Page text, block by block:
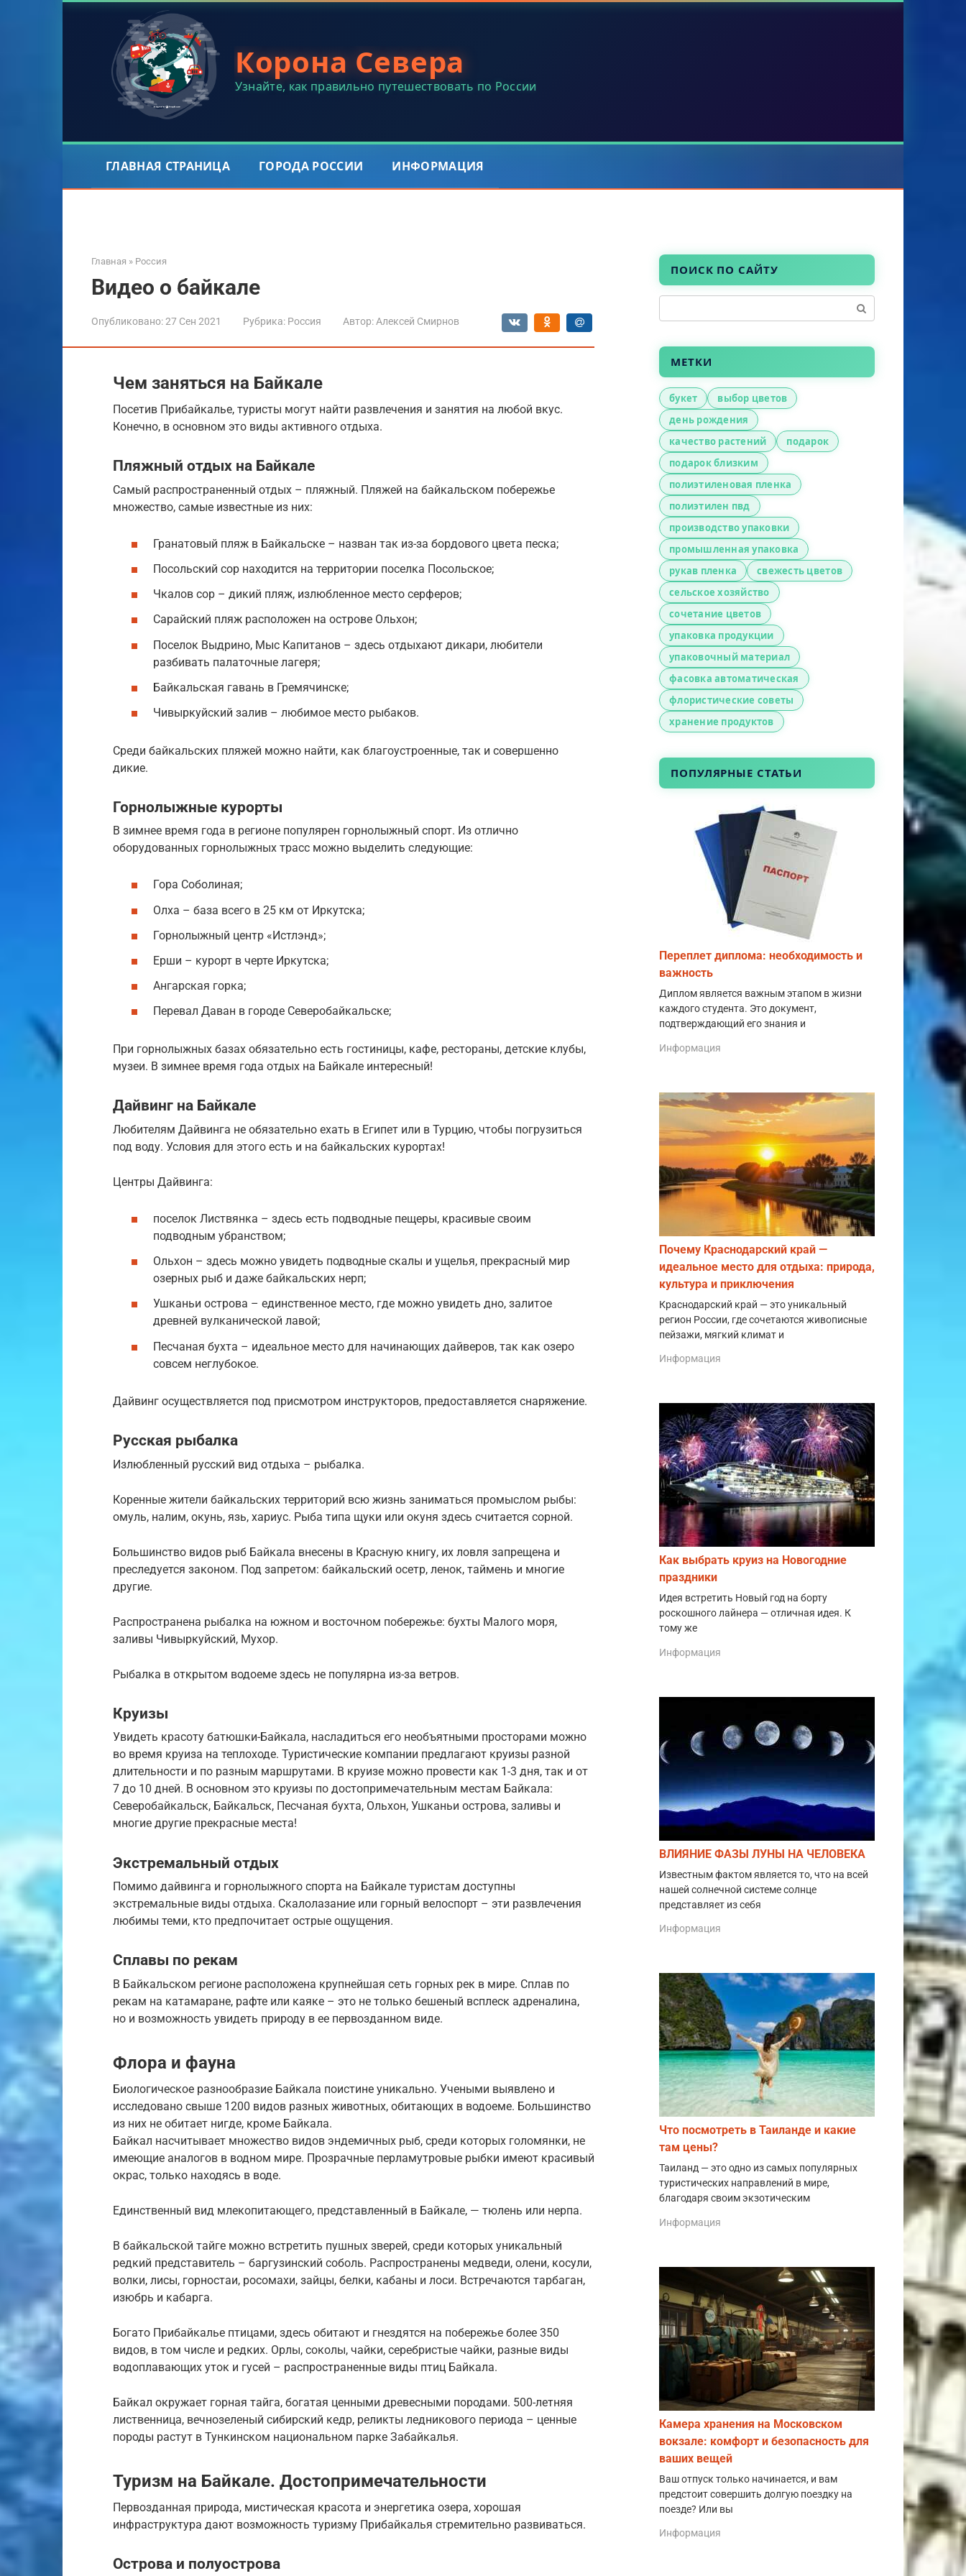
Корона Севера
Узнайте, как правильно путешествовать по России
ГЛАВНАЯ СТРАНИЦА ГОРОДА РОССИИ ИНФОРМАЦИЯ
Главная » Россия
Видео о байкале
Опубликовано:27 Сен 2021 Рубрика: Россия Автор: Алексей Смирнов
Чем заняться на Байкале
Посетив Прибайкалье, туристы могут найти развлечения и занятия на любой вкус.
Конечно, в основном это виды активного отдыха.
Пляжный отдых на Байкале
Самый распространенный отдых – пляжный. Пляжей на байкальском побережье
множество, самые известные из них:
Гранатовый пляж в Байкальске – назван так из-за бордового цвета песка;
Посольский сор находится на территории поселка Посольское;
Чкалов сор – дикий пляж, излюбленное место серферов;
Сарайский пляж расположен на острове Ольхон;
Поселок Выдрино, Мыс Капитанов – здесь отдыхают дикари, любители
разбивать палаточные лагеря;
Байкальская гавань в Гремячинске;
Чивыркуйский залив – любимое место рыбаков.
Среди байкальских пляжей можно найти, как благоустроенные, так и совершенно
дикие.
Горнолыжные курорты
В зимнее время года в регионе популярен горнолыжный спорт. Из отлично
оборудованных горнолыжных трасс можно выделить следующие:
Гора Соболиная;
Олха – база всего в 25 км от Иркутска;
Горнолыжный центр «Истлэнд»;
Ерши – курорт в черте Иркутска;
Ангарская горка;
Перевал Даван в городе Северобайкальске;
При горнолыжных базах обязательно есть гостиницы, кафе, рестораны, детские клубы,
музеи. В зимнее время года отдых на Байкале интересный!
Дайвинг на Байкале
Любителям Дайвинга не обязательно ехать в Египет или в Турцию, чтобы погрузиться
под воду. Условия для этого есть и на байкальских курортах!
Центры Дайвинга:
поселок Листвянка – здесь есть подводные пещеры, красивые своим
подводным убранством;
Ольхон – здесь можно увидеть подводные скалы и ущелья, прекрасный мир
озерных рыб и даже байкальских нерп;
Ушканьи острова – единственное место, где можно увидеть дно, залитое
древней вулканической лавой;
Песчаная бухта – идеальное место для начинающих дайверов, так как озеро
совсем неглубокое.
Дайвинг осуществляется под присмотром инструкторов, предоставляется снаряжение.
Русская рыбалка
Излюбленный русский вид отдыха – рыбалка.
Коренные жители байкальских территорий всю жизнь заниматься промыслом рыбы:
омуль, налим, окунь, язь, хариус. Рыба типа щуки или окуня здесь считается сорной.
Большинство видов рыб Байкала внесены в Красную книгу, их ловля запрещена и
преследуется законом. Под запретом: байкальский осетр, ленок, таймень и многие
другие.
Распространена рыбалка на южном и восточном побережье: бухты Малого моря,
заливы Чивыркуйский, Мухор.
Рыбалка в открытом водоеме здесь не популярна из-за ветров.
Круизы
Увидеть красоту батюшки-Байкала, насладиться его необъятными просторами можно
во время круиза на теплоходе. Туристические компании предлагают круизы разной
длительности и по разным маршрутами. В круизе можно провести как 1-3 дня, так и от
7 до 10 дней. В основном это круизы по достопримечательным местам Байкала:
Северобайкальск, Байкальск, Песчаная бухта, Ольхон, Ушканьи острова, заливы и
многие другие прекрасные места!
Экстремальный отдых
Помимо дайвинга и горнолыжного спорта на Байкале туристам доступны
экстремальные виды отдыха. Скалолазание или горный велоспорт – эти развлечения
любимы теми, кто предпочитает острые ощущения.
Сплавы по рекам
В Байкальском регионе расположена крупнейшая сеть горных рек в мире. Сплав по
рекам на катамаране, рафте или каяке – это не только бешеный всплеск адреналина,
но и возможность увидеть природу в ее первозданном виде.
Флора и фауна
Биологическое разнообразие Байкала поистине уникально. Учеными выявлено и
исследовано свыше 1200 видов разных животных, обитающих в водоеме. Большинство
из них не обитает нигде, кроме Байкала.
Байкал насчитывает множество видов эндемичных рыб, среди которых голомянки, не
имеющие аналогов в водном мире. Прозрачные перламутровые рыбки имеют красивый
окрас, только находясь в воде.
Единственный вид млекопитающего, представленный в Байкале, — тюлень или нерпа.
В байкальской тайге можно встретить пушных зверей, среди которых уникальный
редкий представитель – баргузинский соболь. Распространены медведи, олени, косули,
волки, лисы, горностаи, росомахи, зайцы, белки, кабаны и лоси. Встречаются тарбаган,
изюбрь и кабарга.
Богато Прибайкалье птицами, здесь обитают и гнездятся на побережье более 350
видов, в том числе и редких. Орлы, соколы, чайки, серебристые чайки, разные виды
водоплавающих уток и гусей – распространенные виды птиц Байкала.
Байкал окружает горная тайга, богатая ценными древесными породами. 500-летняя
лиственница, вечнозеленый сибирский кедр, реликты ледникового периода – ценные
породы растут в Тункинском национальном парке Забайкалья.
Туризм на Байкале. Достопримечательности
Первозданная природа, мистическая красота и энергетика озера, хорошая
инфраструктура дают возможность туризму Прибайкалья стремительно развиваться.
Острова и полуострова
ПОИСК ПО САЙТУ
МЕТКИ
букет
выбор цветов
день рождения
качество растений
подарок
подарок близким
полиэтиленовая пленка
полиэтилен пвд
производство упаковки
промышленная упаковка
рукав пленка
свежесть цветов
сельское хозяйство
сочетание цветов
упаковка продукции
упаковочный материал
фасовка автоматическая
флористические советы
хранение продуктов
ПОПУЛЯРНЫЕ СТАТЬИ
Переплет диплома: необходимость и
важность
Диплом является важным этапом в жизни
каждого студента. Это документ,
подтверждающий его знания и
Информация
Почему Краснодарский край —
идеальное место для отдыха: природа,
культура и приключения
Краснодарский край — это уникальный
регион России, где сочетаются живописные
пейзажи, мягкий климат и
Информация
Как выбрать круиз на Новогодние
праздники
Идея встретить Новый год на борту
роскошного лайнера — отличная идея. К
тому же
Информация
ВЛИЯНИЕ ФАЗЫ ЛУНЫ НА ЧЕЛОВЕКА
Известным фактом является то, что на всей
нашей солнечной системе солнце
представляет из себя
Информация
Что посмотреть в Таиланде и какие
там цены?
Таиланд — это одно из самых популярных
туристических направлений в мире,
благодаря своим экзотическим
Информация
Камера хранения на Московском
вокзале: комфорт и безопасность для
ваших вещей
Ваш отпуск только начинается, и вам
предстоит совершить долгую поездку на
поезде? Или вы
Информация